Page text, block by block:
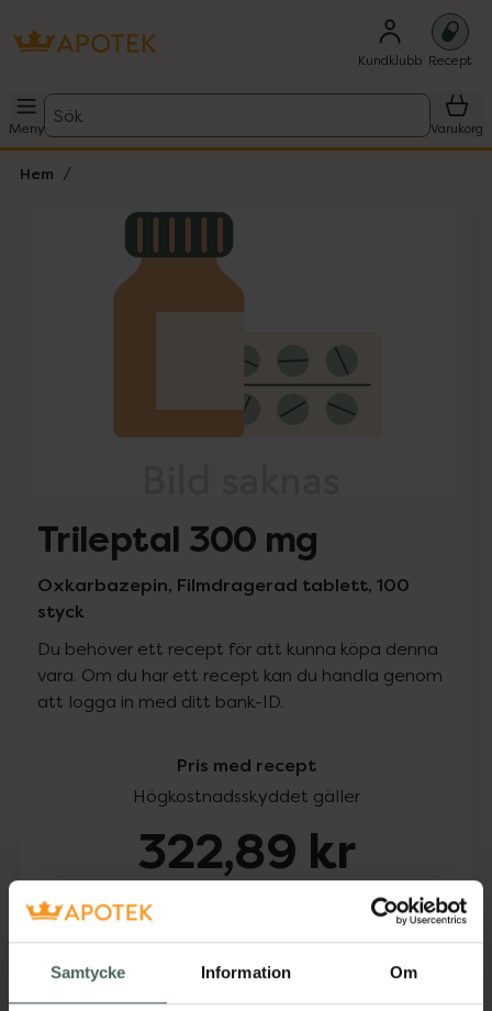
Samtycke Information Om
Kundklubb Recept
Meny
Sök
Varukorg
Hem
Lista: . Innehåller 1 objekt.
Trileptal 300 mg
Oxkarbazepin, Filmdragerad tablett, 100
styck
Du behöver ett recept för att kunna köpa denna
vara. Om du har ett recept kan du handla genom
att logga in med ditt bank-ID.
Pris med recept
Högkostnadsskyddet gäller
322,89 kr
Köp via ditt recept